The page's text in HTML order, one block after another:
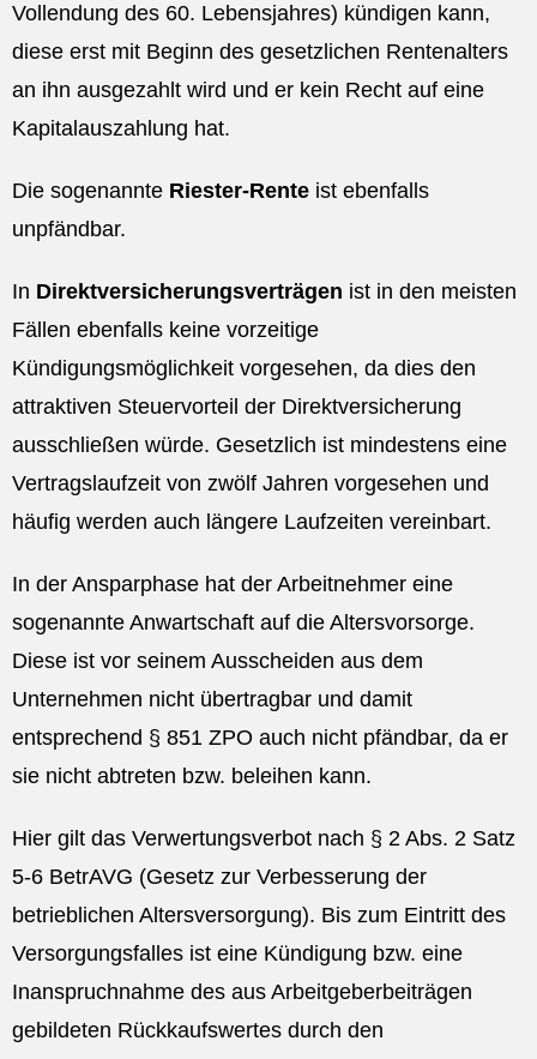
Vollendung des 60. Lebensjahres) kündigen kann,
diese erst mit Beginn des gesetzlichen Rentenalters
an ihn ausgezahlt wird und er kein Recht auf eine
Kapitalauszahlung hat.
Die sogenannte Riester-Rente ist ebenfalls
unpfändbar.
In Direktversicherungsverträgen ist in den meisten
Fällen ebenfalls keine vorzeitige
Kündigungsmöglichkeit vorgesehen, da dies den
attraktiven Steuervorteil der Direktversicherung
ausschließen würde. Gesetzlich ist mindestens eine
Vertragslaufzeit von zwölf Jahren vorgesehen und
häufig werden auch längere Laufzeiten vereinbart.
In der Ansparphase hat der Arbeitnehmer eine
sogenannte Anwartschaft auf die Altersvorsorge.
Diese ist vor seinem Ausscheiden aus dem
Unternehmen nicht übertragbar und damit
entsprechend § 851 ZPO auch nicht pfändbar, da er
sie nicht abtreten bzw. beleihen kann.
Hier gilt das Verwertungsverbot nach § 2 Abs. 2 Satz
5-6 BetrAVG (Gesetz zur Verbesserung der
betrieblichen Altersversorgung). Bis zum Eintritt des
Versorgungsfalles ist eine Kündigung bzw. eine
Inanspruchnahme des aus Arbeitgeberbeiträgen
gebildeten Rückkaufswertes durch den